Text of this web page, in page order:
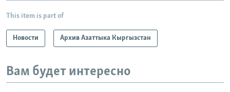
This item is part of
Новости Архив Азаттыка Кыргызстан
Вам будет интересно